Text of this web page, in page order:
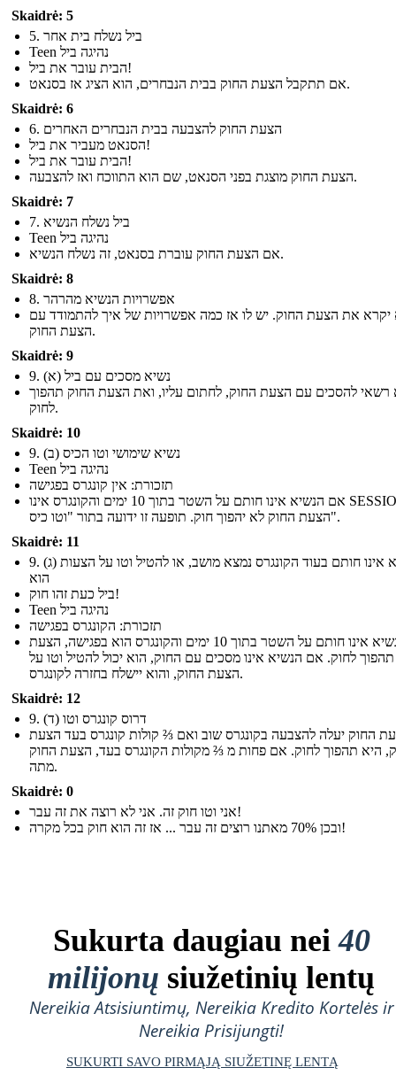
Skaidrė: 5
5. ביל נשלח בית אחר
Teen נהיגה ביל
הבית עובר את ביל!
אם תתקבל הצעת החוק בבית הנבחרים, הוא הציג אז בסנאט.
Skaidrė: 6
6. הצעת החוק להצבעה בבית הנבחרים האחרים
הסנאט מעביר את ביל!
הבית עובר את ביל!
הצעת החוק מוצגת בפני הסנאט, שם הוא התווכח ואז להצבעה.
Skaidrė: 7
7. ביל נשלח הנשיא
Teen נהיגה ביל
אם הצעת החוק עוברת בסנאט, זה נשלח הנשיא.
Skaidrė: 8
8. אפשרויות הנשיא מהרהר
יקרא את הצעת החוק. יש לו אז כמה אפשרויות של איך להתמודד עם
הצעת החוק.
Skaidrė: 9
9. (א) נשיא מסכים עם ביל
רשאי להסכים עם הצעת החוק, לחתום עליו, ואת הצעת החוק תהפוך
לחוק.
Skaidrė: 10
9. (ב) נשיא שימושי וטו הכיס
Teen נהיגה ביל
תזכורת: אין קונגרס בפגישה
אם הנשיא אינו חותם על השטר בתוך 10 ימים והקונגרס אינו SESSION,
הצעת החוק לא יהפוך חוק. תופעה זו ידועה בתור "וטו כיס".
Skaidrė: 11
9. (ג) נשיא אינו חותם בעוד הקונגרס נמצא מושב, או להטיל וטו על הצעות
הוא
ביל כעת זהו חוק!
Teen נהיגה ביל
תזכורת: הקונגרס בפגישה
אם הנשיא אינו חותם על השטר בתוך 10 ימים והקונגרס הוא בפגישה, הצעת
לחוק. אם הנשיא אינו מסכים עם החוק, הוא יכול להטיל וטו על
הצעת החוק, והוא יישלח בחזרה לקונגרס.
Skaidrė: 12
9. (ד) דרוס קונגרס וטו
החוק יעלה להצבעה בקונגרס שוב ואם ⅔ קולות קונגרס בעד הצעת
היא תהפוך לחוק. אם פחות מ ⅔ מקולות הקונגרס בעד, הצעת החוק
מתה.
Skaidrė: 0
אני וטו חוק זה. אני לא רוצה את זה עבר!
ובכן 70% מאתנו רוצים זה עבר ... אז זה הוא חוק בכל מקרה!
Sukurta daugiau nei40
milijonų siužetinių lentų
Nereikia Atsisiuntimų, Nereikia Kredito Kortelės ir
Nereikia Prisijungti!
SUKURTI SAVO PIRMĄJĄ SIUŽETINĘ LENTĄ